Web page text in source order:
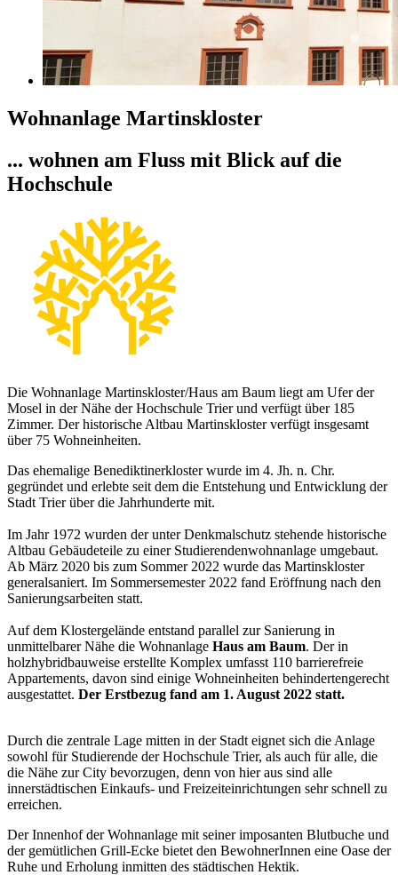
Wohnanlage Martinskloster
... wohnen am Fluss mit Blick auf die
Hochschule
Die Wohnanlage Martinskloster/Haus am Baum liegt am Ufer der
Mosel in der Nähe der Hochschule Trier und verfügt über 185
Zimmer. Der historische Altbau Martinskloster verfügt insgesamt
über 75 Wohneinheiten.
Das ehemalige Benediktinerkloster wurde im 4. Jh. n. Chr.
gegründet und erlebte seit dem die Entstehung und Entwicklung der
Stadt Trier über die Jahrhunderte mit.
Im Jahr 1972 wurden der unter Denkmalschutz stehende historische
Altbau Gebäudeteile zu einer Studierendenwohnanlage umgebaut.
Ab März 2020 bis zum Sommer 2022 wurde das Martinskloster
generalsaniert. Im Sommersemester 2022 fand Eröffnung nach den
Sanierungsarbeiten statt.
Auf dem Klostergelände entstand parallel zur Sanierung in
unmittelbarer Nähe die Wohnanlage Haus am Baum. Der in
holzhybridbauweise erstellte Komplex umfasst 110 barrierefreie
Appartements, davon sind einige Wohneinheiten behindertengerecht
ausgestattet. Der Erstbezug fand am 1. August 2022 statt.
Durch die zentrale Lage mitten in der Stadt eignet sich die Anlage
sowohl für Studierende der Hochschule Trier, als auch für alle, die
die Nähe zur City bevorzugen, denn von hier aus sind alle
innerstädtischen Einkaufs- und Freizeiteinrichtungen sehr schnell zu
erreichen.
Der Innenhof der Wohnanlage mit seiner imposanten Blutbuche und
der gemütlichen Grill-Ecke bietet den BewohnerInnen eine Oase der
Ruhe und Erholung inmitten des städtischen Hektik.